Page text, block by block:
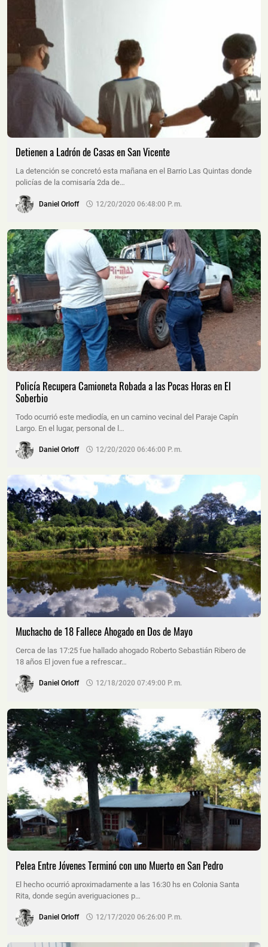
Detienen a Ladrón de Casas en San Vicente
La detención se concretó esta mañana en el Barrio Las Quintas donde
policías de la comisaría 2da de…
Daniel Orloff 12/20/2020 06:48:00 P. M.
Policía Recupera Camioneta Robada a las Pocas Horas en El
Soberbio
Todo ocurrió este mediodía, en un camino vecinal del Paraje Capín
Largo. En el lugar, personal de l…
Daniel Orloff 12/20/2020 06:46:00 P. M.
Muchacho de 18 Fallece Ahogado en Dos de Mayo
Cerca de las 17:25 fue hallado ahogado Roberto Sebastián Ribero de
18 años El joven fue a refrescar…
Daniel Orloff 12/18/2020 07:49:00 P. M.
Pelea Entre Jóvenes Terminó con uno Muerto en San Pedro
El hecho ocurrió aproximadamente a las 16:30 hs en Colonia Santa
Rita, donde según averiguaciones p…
Daniel Orloff 12/17/2020 06:26:00 P. M.